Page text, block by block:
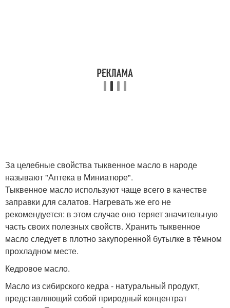
За целебные свойства тыквенное масло в народе
называют "Аптека в Миниатюре".
Тыквенное масло используют чаще всего в качестве
заправки для салатов. Нагревать же его не
рекомендуется: в этом случае оно теряет значительную
часть своих полезных свойств. Хранить тыквенное
масло следует в плотно закупоренной бутылке в тёмном
прохладном месте.
Кедровое масло.
Масло из сибирского кедра - натуральный продукт,
представляющий собой природный концентрат